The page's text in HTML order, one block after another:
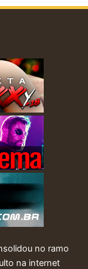
no ramo
na internet